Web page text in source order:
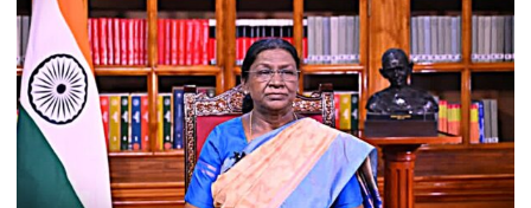
सेवा
जरूरी!
फिर
ही
कर
सकेंगे
PG,
उत्तराखंड